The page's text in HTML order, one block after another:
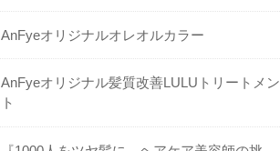
AnFyeオリジナルオレオルカラー
AnFyeオリジナル髪質改善LULUトリートメン
ト